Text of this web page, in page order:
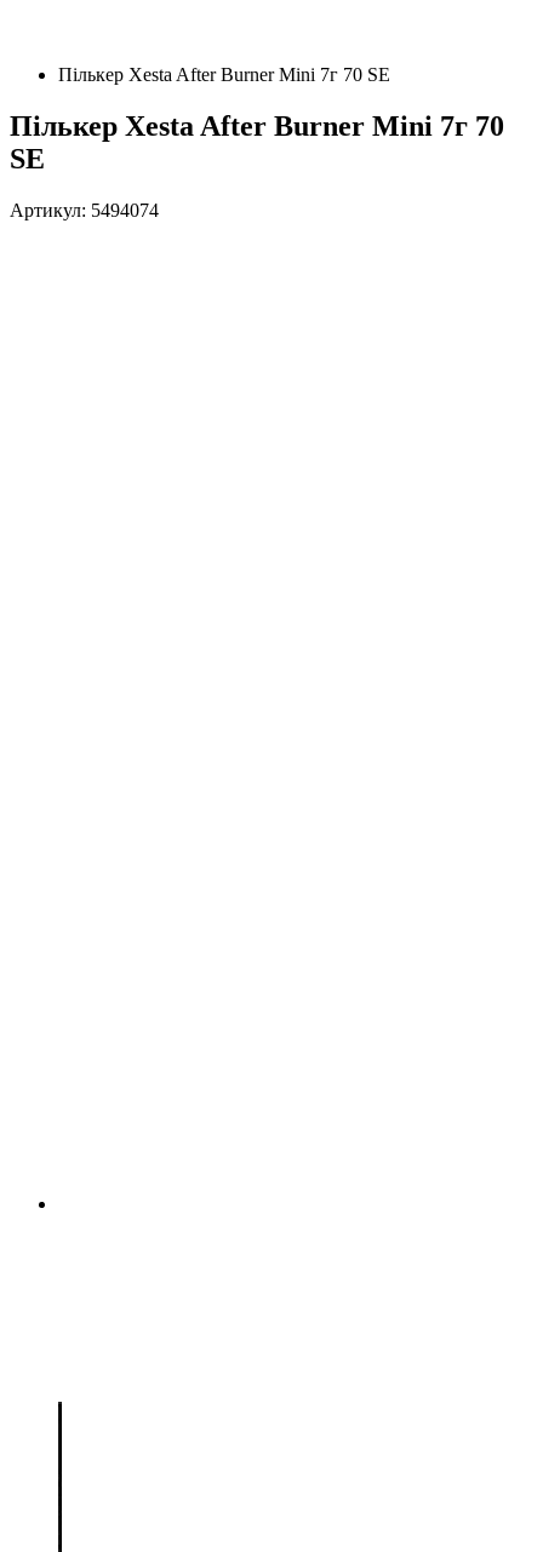
Пількер Xesta After Burner Mini 7г 70 SE
Пількер Xesta After Burner Mini 7г 70
SE
Артикул: 5494074